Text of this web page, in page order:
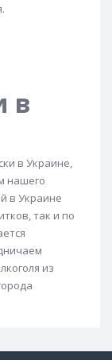
Grouse
в
в Украине,
нашего
в Украине
так и по
из